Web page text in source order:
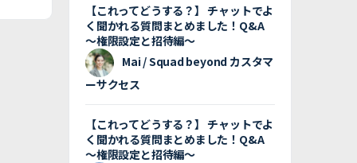
【これってどうする？】 チャットでよ
く聞かれる質問まとめました！Q&A
〜権限設定と招待編〜
Mai / Squad beyond カスタマ
ーサクセス
【これってどうする？】 チャットでよ
く聞かれる質問まとめました！Q&A
〜権限設定と招待編〜